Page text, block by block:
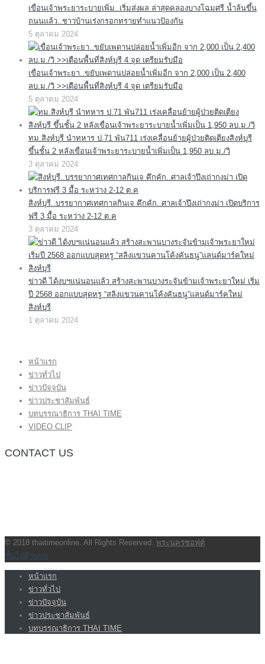
เขื่อนเจ้าพระยาระบายเพิ่ม..เริ่มส่งผล ล่าสุดคลองบางโฉมศรี น้ำล้นขึ้น
ถนนแล้ว..ชาวบ้านเร่งกรอกทรายทำแนวป้องกัน
5 ตุลาคม 2024
เขื่อนเจ้าพระยา..ขยับเพดานปล่อยน้ำเพิ่มอีก จาก 2,000 เป็น 2,400
ลบ.ม./วิ >>เตือนพื้นที่สิงห์บุรี 4 จุด เตรียมรับมือ
5 ตุลาคม 2024
ทม.สิงห์บุรี นำทหาร ป.71 พัน711 เร่งเคลื่อนย้ายผู้ป่วยติดเตียงสิงห์บุรี
ขึ้นชั้น 2 หลังเขื่อนเจ้าพระยาระบายน้ำเพิ่มเป็น 1,950 ลบ.ม./วิ
3 ตุลาคม 2024
สิงห์บุรี..บรรยากาศเทศกาลกินเจ คึกคัก..ศาลเจ้าปึงเถ่ากงม่า เปิดบริการ
ฟรี 3 มื้อ ระหว่าง 2-12 ต.ค
3 ตุลาคม 2024
ข่าวดี ได้งบฯแน่นอนแล้ว สร้างสะพานบางระจันข้ามเจ้าพระยาใหม่ เริ่ม
ปี 2568 ออกแบบสุดหรู “สลิงแขวนคานโค้งคันธนู”แลนด์มาร์คใหม่
สิงห์บุรี
1 ตุลาคม 2024
หน้าแรก
ข่าวทั่วไป
ข่าวปัจจุบัน
ข่าวประชาสัมพันธ์
บทบรรณาธิการ THAI TIME
VIDEO CLIP
CONTACT US
© 2018 thaitimeonline. All Rights Reserved. พระนครซอฟต์
ขั้นไปด้านบน
หน้าแรก
ข่าวทั่วไป
ข่าวปัจจุบัน
ข่าวประชาสัมพันธ์
บทบรรณาธิการ THAI TIME